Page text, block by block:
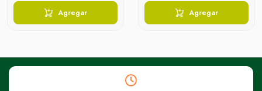
Agregar Agregar